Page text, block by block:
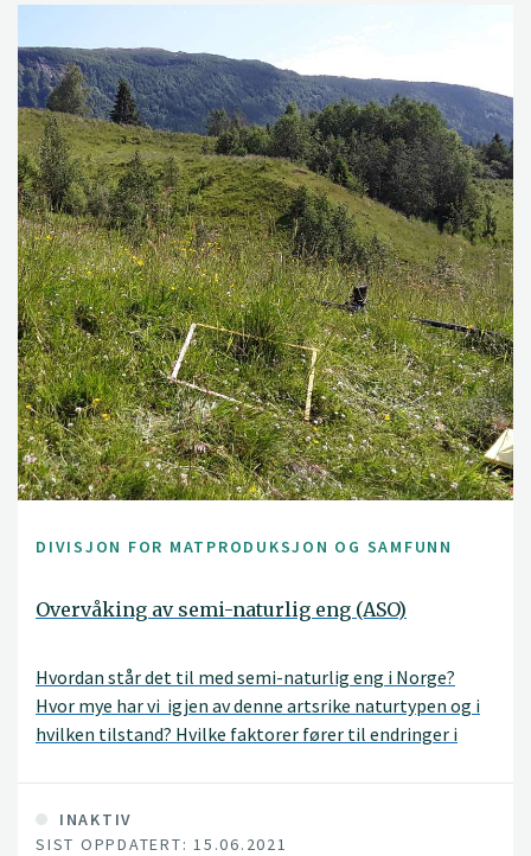
DIVISJON FOR MATPRODUKSJON OG SAMFUNN
Overvåking av semi-naturlig eng (ASO)
Hvordan står det til med semi-naturlig eng i Norge?
Hvor mye har vi igjen av denne artsrike naturtypen og i
hvilken tilstand? Hvilke faktorer fører til endringer i
INAKTIV
SIST OPPDATERT: 15.06.2021